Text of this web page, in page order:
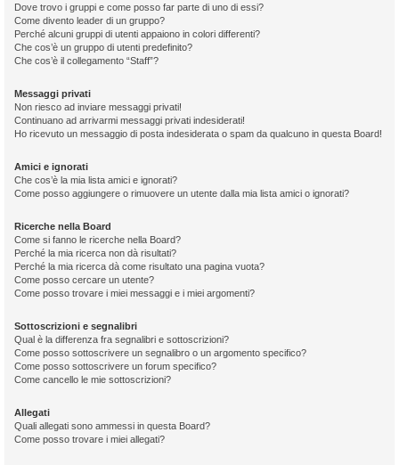
Dove trovo i gruppi e come posso far parte di uno di essi?
Come divento leader di un gruppo?
Perché alcuni gruppi di utenti appaiono in colori differenti?
Che cos’è un gruppo di utenti predefinito?
Che cos’è il collegamento “Staff”?
Messaggi privati
Non riesco ad inviare messaggi privati!
Continuano ad arrivarmi messaggi privati indesiderati!
Ho ricevuto un messaggio di posta indesiderata o spam da qualcuno in questa Board!
Amici e ignorati
Che cos’è la mia lista amici e ignorati?
Come posso aggiungere o rimuovere un utente dalla mia lista amici o ignorati?
Ricerche nella Board
Come si fanno le ricerche nella Board?
Perché la mia ricerca non dà risultati?
Perché la mia ricerca dà come risultato una pagina vuota?
Come posso cercare un utente?
Come posso trovare i miei messaggi e i miei argomenti?
Sottoscrizioni e segnalibri
Qual è la differenza fra segnalibri e sottoscrizioni?
Come posso sottoscrivere un segnalibro o un argomento specifico?
Come posso sottoscrivere un forum specifico?
Come cancello le mie sottoscrizioni?
Allegati
Quali allegati sono ammessi in questa Board?
Come posso trovare i miei allegati?